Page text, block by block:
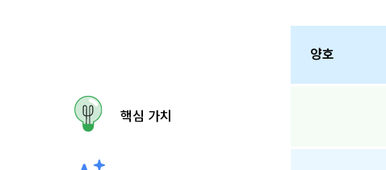
양호
핵심 가치